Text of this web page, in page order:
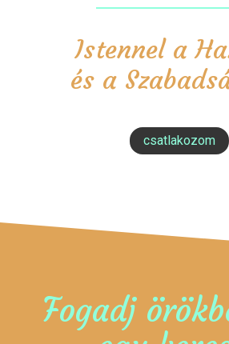
Istennel a
és a
csatlakozom
Fogadj